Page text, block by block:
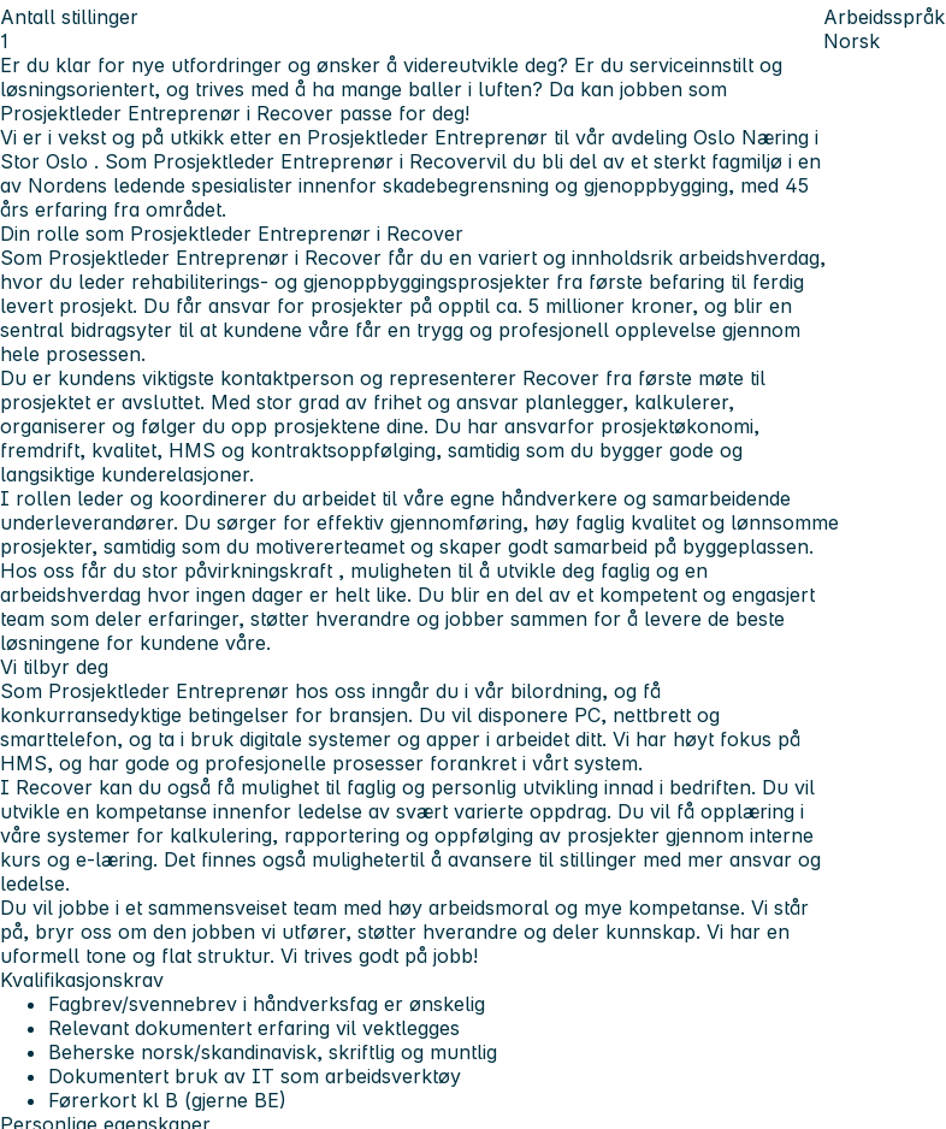
Antall stillinger
1
Arbeidsspråk
Norsk
Er du klar for nye utfordringer og ønsker å videreutvikle deg? Er du serviceinnstilt og
løsningsorientert, og trives med å ha mange baller i luften? Da kan jobben som
Prosjektleder Entreprenør i Recover passe for deg!
Vi er i vekst og på utkikk etter en Prosjektleder Entreprenør til vår avdeling Oslo Næring i
Stor Oslo . Som Prosjektleder Entreprenør i Recovervil du bli del av et sterkt fagmiljø i en
av Nordens ledende spesialister innenfor skadebegrensning og gjenoppbygging, med 45
års erfaring fra området.
Din rolle som Prosjektleder Entreprenør i Recover
Som Prosjektleder Entreprenør i Recover får du en variert og innholdsrik arbeidshverdag,
hvor du leder rehabiliterings- og gjenoppbyggingsprosjekter fra første befaring til ferdig
levert prosjekt. Du får ansvar for prosjekter på opptil ca. 5 millioner kroner, og blir en
sentral bidragsyter til at kundene våre får en trygg og profesjonell opplevelse gjennom
hele prosessen.
Du er kundens viktigste kontaktperson og representerer Recover fra første møte til
prosjektet er avsluttet. Med stor grad av frihet og ansvar planlegger, kalkulerer,
organiserer og følger du opp prosjektene dine. Du har ansvarfor prosjektøkonomi,
fremdrift, kvalitet, HMS og kontraktsoppfølging, samtidig som du bygger gode og
langsiktige kunderelasjoner.
I rollen leder og koordinerer du arbeidet til våre egne håndverkere og samarbeidende
underleverandører. Du sørger for effektiv gjennomføring, høy faglig kvalitet og lønnsomme
prosjekter, samtidig som du motivererteamet og skaper godt samarbeid på byggeplassen.
Hos oss får du stor påvirkningskraft , muligheten til å utvikle deg faglig og en
arbeidshverdag hvor ingen dager er helt like. Du blir en del av et kompetent og engasjert
team som deler erfaringer, støtter hverandre og jobber sammen for å levere de beste
løsningene for kundene våre.
Vi tilbyr deg
Som Prosjektleder Entreprenør hos oss inngår du i vår bilordning, og få
konkurransedyktige betingelser for bransjen. Du vil disponere PC, nettbrett og
smarttelefon, og ta i bruk digitale systemer og apper i arbeidet ditt. Vi har høyt fokus på
HMS, og har gode og profesjonelle prosesser forankret i vårt system.
I Recover kan du også få mulighet til faglig og personlig utvikling innad i bedriften. Du vil
utvikle en kompetanse innenfor ledelse av svært varierte oppdrag. Du vil få opplæring i
våre systemer for kalkulering, rapportering og oppfølging av prosjekter gjennom interne
kurs og e-læring. Det finnes også mulighetertil å avansere til stillinger med mer ansvar og
ledelse.
Du vil jobbe i et sammensveiset team med høy arbeidsmoral og mye kompetanse. Vi står
på, bryr oss om den jobben vi utfører, støtter hverandre og deler kunnskap. Vi har en
uformell tone og flat struktur. Vi trives godt på jobb!
Kvalifikasjonskrav
Fagbrev/svennebrev i håndverksfag er ønskelig
Relevant dokumentert erfaring vil vektlegges
Beherske norsk/skandinavisk, skriftlig og muntlig
Dokumentert bruk av IT som arbeidsverktøy
Førerkort kl B (gjerne BE)
Personlige egenskaper